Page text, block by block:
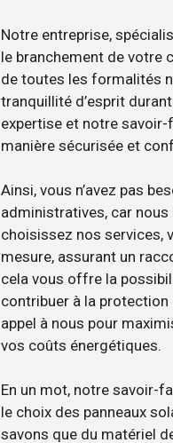
Notre entreprise,
le branchement de votre
de toutes les formalités
tranquillité d’esprit
expertise et notre
manière sécurisée et
Ainsi, vous n’avez pas
administratives, car nous
choisissez nos services,
mesure, assurant un
cela vous offre la
contribuer à la protection
appel à nous pour
vos coûts énergétiques.
En un mot, notre savoir-
le choix des panneaux
savons que du matériel